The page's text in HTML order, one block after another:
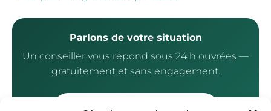
Parlons de votre situation
Un conseiller vous répond sous 24 h ouvrées —
gratuitement et sans engagement.
Faire mon bilan gratuit →